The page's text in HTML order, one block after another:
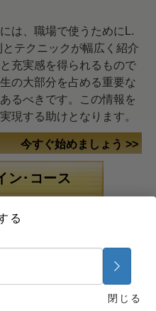
は、職場で使うためにL.
テクニックが幅広く紹介
充実感を得られるもので
の大部分を占める重要な
るべきです。この情報を
現する助けとなります。
今すぐ始めましょう >>
ン･コース
る
閉じる